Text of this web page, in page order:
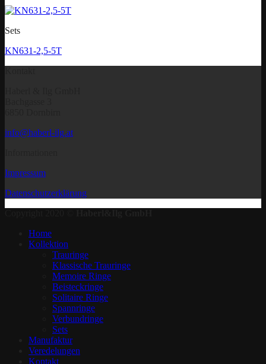
Sets
KN631-2,5-5T
info@haberl-ilg.at
Impressum
Datenschutzerklärung
Home
Kollektion
Trauringe
Klassische Trauringe
Memoire Ringe
Beisteckringe
Solitaire Ringe
Spannringe
Verbundringe
Sets
Manufaktur
Veredelungen
Kontakt